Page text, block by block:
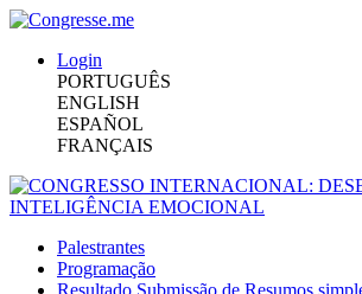
Login
PORTUGUÊS
ENGLISH
ESPAÑOL
FRANÇAIS
Palestrantes
Programação
Resultado Submissão de Resumos